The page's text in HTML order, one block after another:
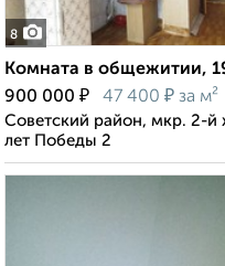
8
Комната в общежитии,
900 000 ₽ 47 400 ₽ за м²
Советский район, мкр. 2-
лет Победы 2